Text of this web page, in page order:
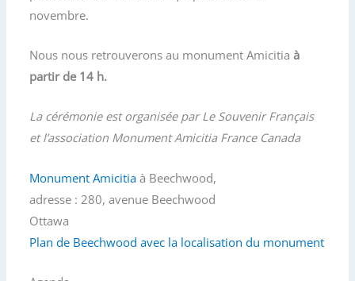
novembre.
Nous nous retrouverons au monument Amicitia à
partir de 14 h.
La cérémonie est organisée par Le Souvenir Français
et l’association Monument Amicitia France Canada
Monument Amicitia à Beechwood,
adresse : 280, avenue Beechwood
Ottawa
Plan de Beechwood avec la localisation du monument